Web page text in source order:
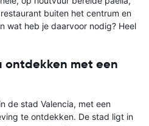
buiten het centrum en
wat heb je daarvoor nodig? Heel
ontdekken met een
de stad Valencia, met een
te ontdekken. De stad ligt in